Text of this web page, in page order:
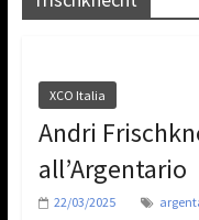
XCO Italia
Andri
all’Argentario
22/03/2025